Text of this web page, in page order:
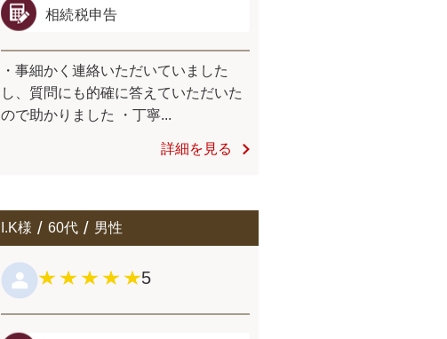
相続税申告
・事細かく連絡いただいていました
し、質問にも的確に答えていただいた
ので助かりました ・丁寧...
詳細を見る
I.K様 60代 男性
5